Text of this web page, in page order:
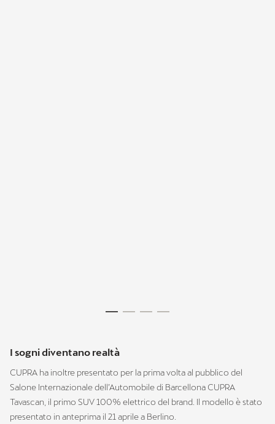
I sogni diventano realtà
CUPRA ha inoltre presentato per la prima volta al pubblico del
Salone Internazionale dell’Automobile di Barcellona CUPRA
Tavascan, il primo SUV 100% elettrico del brand. Il modello è stato
presentato in anteprima il 21 aprile a Berlino.